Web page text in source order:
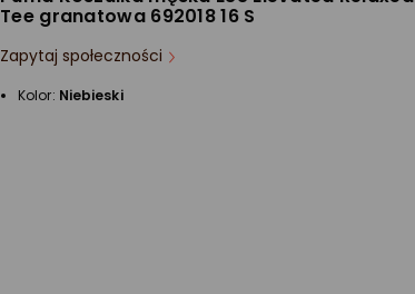
Tee granatowa 692018 16 S
Zapytaj społeczności
Kolor: Niebieski